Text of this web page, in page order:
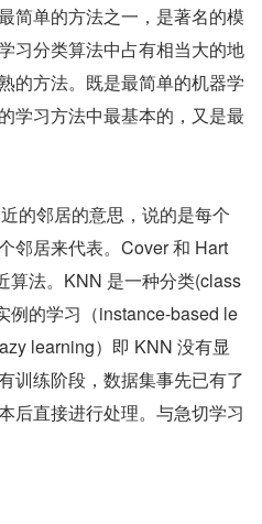
简单的方法之一，是著名的模
习分类算法中占有相当大的地
的方法。既是最简单的机器学
学习方法中最基本的，又是最
的邻居的意思，说的是每个
邻居来代表。Cover 和 Hart
算法。KNN 是一种分类(class
例的学习（instance-based le
learning）即 KNN 没有显
训练阶段，数据集事先已有了
后直接进行处理。与急切学习